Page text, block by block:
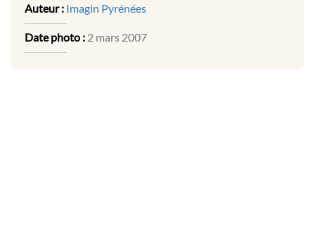
Auteur : Imagin Pyrénées
Date photo : 2 mars 2007